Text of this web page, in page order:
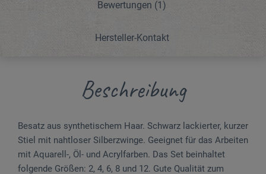
Bewertungen (1)
Hersteller-Kontakt
Beschreibung
Besatz aus synthetischem Haar. Schwarz lackierter, kurzer
Stiel mit nahtloser Silberzwinge. Geeignet für das Arbeiten
mit Aquarell-, Öl- und Acrylfarben. Das Set beinhaltet
folgende Größen: 2, 4, 6, 8 und 12. Gute Qualität zum